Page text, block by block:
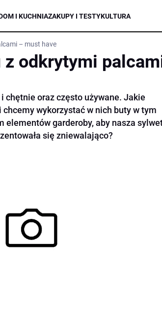
I KUCHNIAZAKUPY I TESTYKULTURA
– must have
z odkrytymi
chętnie oraz często używane. Jakie
wykorzystać w nich buty w tym
elementów garderoby, aby nasza
się zniewalająco?